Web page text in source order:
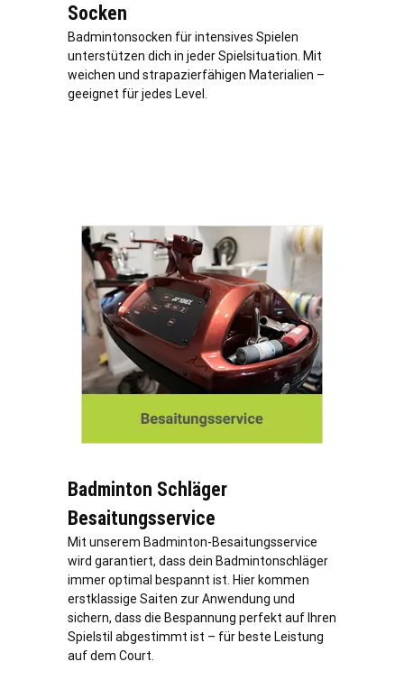
Socken
Badmintonsocken für intensives Spielen
unterstützen dich in jeder Spielsituation. Mit
weichen und strapazierfähigen Materialien –
geeignet für jedes Level.
Badminton Schläger
Besaitungsservice
Mit unserem Badminton-Besaitungsservice
wird garantiert, dass dein Badmintonschläger
immer optimal bespannt ist. Hier kommen
erstklassige Saiten zur Anwendung und
sichern, dass die Bespannung perfekt auf Ihren
Spielstil abgestimmt ist – für beste Leistung
auf dem Court.